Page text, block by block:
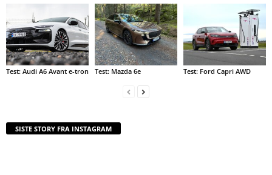
Test: Audi A6 Avant e-tron Test: Mazda 6e Test: Ford Capri AWD
SISTE STORY FRA INSTAGRAM